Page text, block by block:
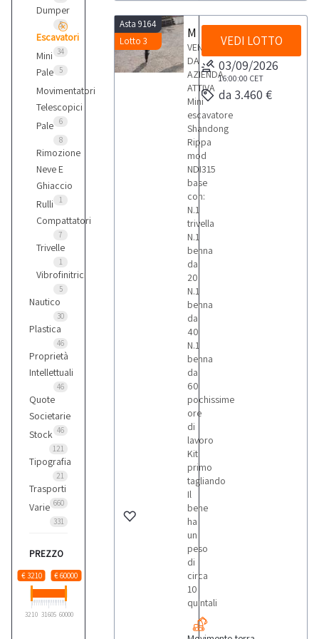
Dumper
5
Escavatori
34
Mini
Pale
5
Movimentatori
Telescopici
6
Pale
8
Rimozione
Neve E
Ghiaccio
1
Rulli
Compattatori
7
Trivelle
1
Vibrofinitrici
5
Nautico
30
Plastica
46
Proprietà
Intellettuali
46
Quote
Societarie
46
Stock
121
Tipografia
21
Trasporti
660
Varie
331
PREZZO
€ 3210 € 60000
3210 31605 60000
Asta 9164
Lotto 3
VENDITA
DA
AZIENDA
ATTIVA
Mini
escavatore
Shandong
Rippa
mod
NDI315
base
con:
N.1
trivella
N.1
benna
da
20
N.1
benna
da
40
N.1
benna
da
60
pochissime
ore
di
lavoro
Kit
primo
tagliando
Il
bene
ha
un
peso
di
circa
10
quintali
VEDI LOTTO
03/09/2026
16:00:00 CET
da 3.460 €